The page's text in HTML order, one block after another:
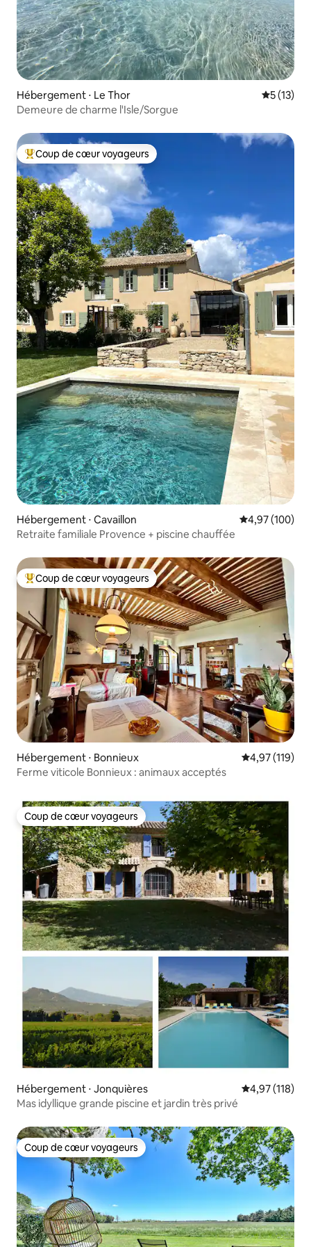
Hébergement ⋅ Le Thor
5 (13)
Demeure de charme l'Isle/Sorgue
Coups de cœur voyageurs les plus appréciés
Coup de cœur voyageurs
Hébergement ⋅ Cavaillon Évaluation
4,97 (100)
Retraite familiale Provence + piscine chauffée
Coups de cœur voyageurs les plus appréciés
Coup de cœur voyageurs
Hébergement ⋅ Bonnieux Évaluation
4,97 (119)
Ferme viticole Bonnieux : animaux acceptés
Coup de cœur voyageurs
Coup de cœur voyageurs
Hébergement ⋅ Jonquières Évaluation
4,97 (118)
Mas idyllique grande piscine et jardin très privé
Coup de cœur voyageurs
Coup de cœur voyageurs